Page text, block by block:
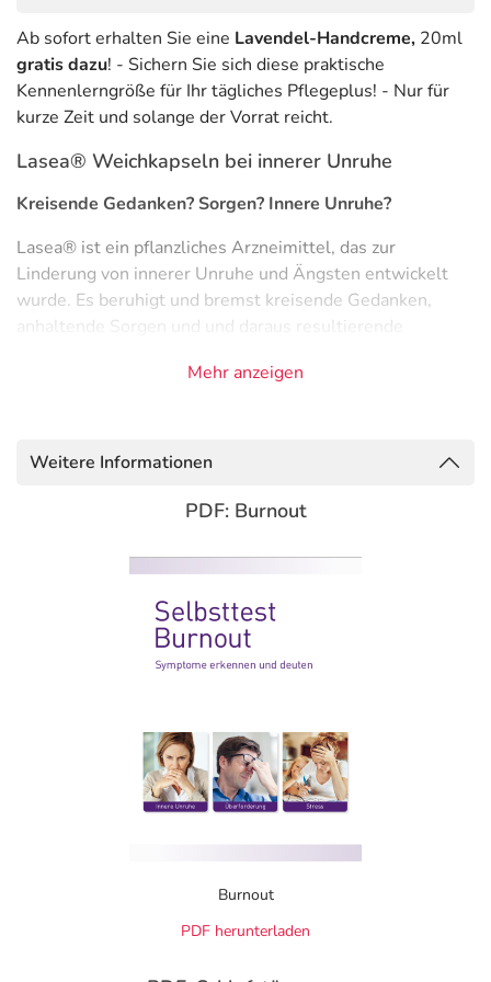
Ab sofort erhalten Sie eine Lavendel-Handcreme, 20ml
gratis dazu! - Sichern Sie sich diese praktische
Kennenlerngröße für Ihr tägliches Pflegeplus! - Nur für
kurze Zeit und solange der Vorrat reicht.
Lasea® Weichkapseln bei innerer Unruhe
Kreisende Gedanken? Sorgen? Innere Unruhe?
Lasea® ist ein pflanzliches Arzneimittel, das zur
Linderung von innerer Unruhe und Ängsten entwickelt
wurde. Es beruhigt und bremst kreisende Gedanken,
anhaltende Sorgen und und daraus resultierende
Arzneilavendelöl Silexan®. Lasea® macht weder
Wechselwirkungen mit anderen Medikamenten sind nicht
Die kurze Antwort: Im Grunde jedem Erwachsenen, der
unter innerer Unruhe, kreisenden Gedanken und
dauernder Anspannung und daraus resultierenden
Schlafstörungen leidet. Diese Beschwerden sind häufig
auf anhaltende Dauerbelastung, Ängste und Sorgen
sich auch von Lebensphase zu Lebensphase oftmals
beträchtlich unterscheiden.
Lasea® hilft natürlich abzuschalten
Macht tagsüber nicht müde
Nur einmal täglich eine Kapsel
Mehr anzeigen
Weitere Informationen
PDF: Burnout
Burnout
PDF herunterladen